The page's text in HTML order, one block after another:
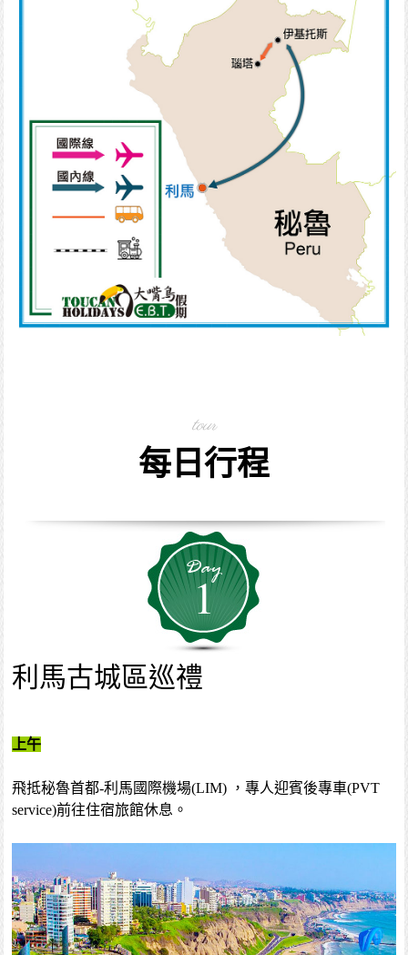
tour
每日行程
1
利馬古城區巡禮
上午
飛抵秘魯首都-利馬國際機場(LIM) ，專人迎賓後專車(PVT
service)前往住宿旅館休息。